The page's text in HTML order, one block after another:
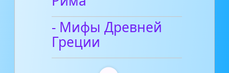
- Мифы Древней
Греции